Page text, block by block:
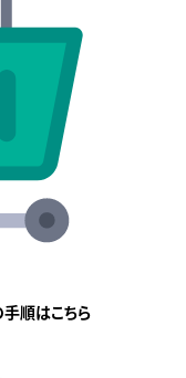
順はこちら